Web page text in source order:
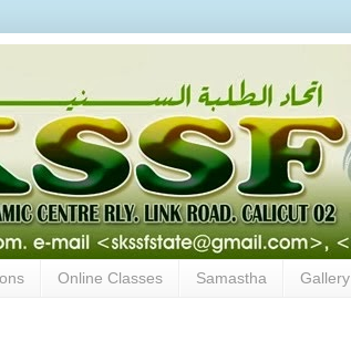
Online Classes Samastha Gallery